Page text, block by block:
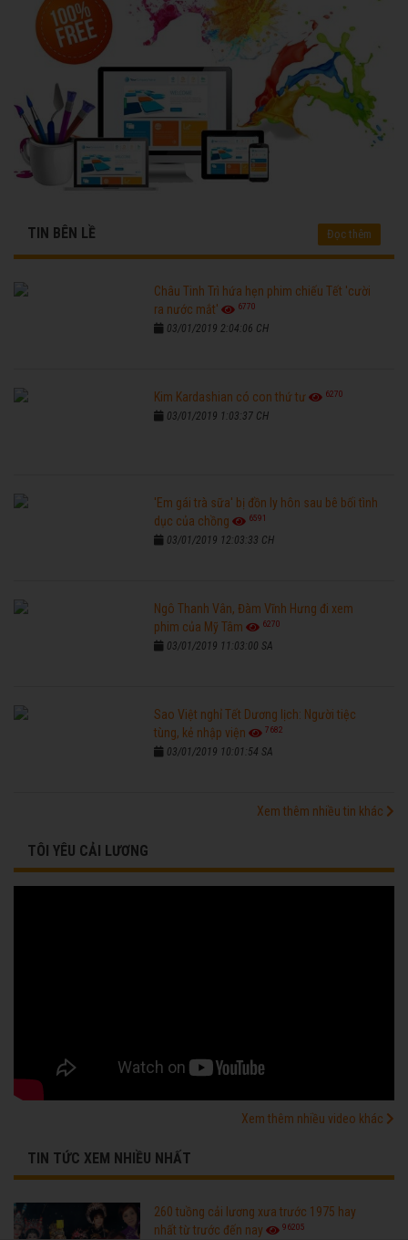
TIN BÊN LỀ Đọc thêm
Châu Tinh Trì hứa hẹn phim chiếu Tết 'cười
ra nước mắt'
6770
03/01/2019 2:04:06 CH
Kim Kardashian có con thứ tư 6270
03/01/2019 1:03:37 CH
'Em gái trà sữa' bị đồn ly hôn sau bê bối tình
dục của chồng
6591
03/01/2019 12:03:33 CH
Ngô Thanh Vân, Đàm Vĩnh Hưng đi xem
phim của Mỹ Tâm
6270
03/01/2019 11:03:00 SA
Sao Việt nghỉ Tết Dương lịch: Người tiệc
tùng, kẻ nhập viện
7682
03/01/2019 10:01:54 SA
Xem thêm nhiều tin khác
TÔI YÊU CẢI LƯƠNG
Xem thêm nhiều video khác
TIN TỨC XEM NHIỀU NHẤT
260 tuồng cải lương xưa trước 1975 hay
nhất từ trước đến nay
96205